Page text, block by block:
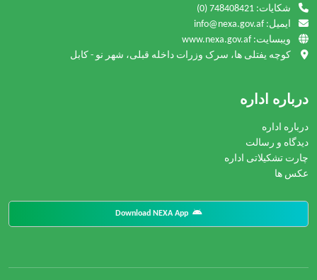
شکایات: (0) 748408421
ایمیل: info@nexa.gov.af
ویبسایت: www.nexa.gov.af
کوچه یفتلی ها، سرک وزرات داخله قبلی، شهر نو - کابل
درباره اداره
درباره اداره
دیدگاه و رسالت
چارت تشکیلاتی اداره
عکس ها
Download NEXA App